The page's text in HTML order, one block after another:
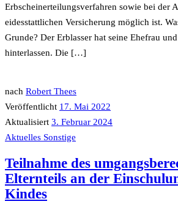
Erbscheinerteilungsverfahren sowie bei der
eidesstattlichen Versicherung möglich ist.
Grunde? Der Erblasser hat seine Ehefrau
hinterlassen. Die […]
nach Robert Thees
Veröffentlicht 17. Mai 2022
Aktualisiert 3. Februar 2024
Aktuelles Sonstige
Teilnahme des
Elternteils an der
Kindes